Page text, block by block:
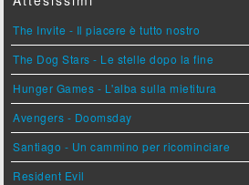
The Invite - Il piacere è tutto nostro
The Dog Stars - Le stelle dopo la fine
Hunger Games - L'alba sulla mietitura
Avengers - Doomsday
Santiago - Un cammino per ricominciare
Resident Evil